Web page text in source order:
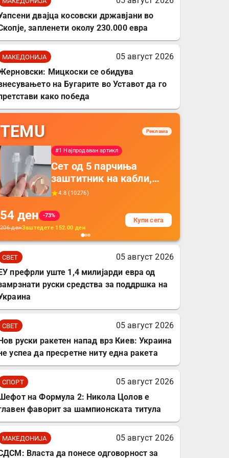
двајца косовски државјани во
запленети околу 230.000 евра
МАКЕДОНИЈА
05 август 2026
Мицкоски се обидува
на Бугарите во Уставот да го
како победа
TEMU Реклама
#1 Најпродаван артикл
Сет од 5 парчиња
заштитник на кабли,
прекривка за заштита
додатоци за заштита на
кабли, без батерија, за
мобилни телефони,
комплет за заштита на
4.8 (10276)
54 ден
-73%
206денЗаштедете 152.00 ден
Купи сега
СВЕТ
05 август 2026
префрли уште 1,4 милијарди евра од
руски средства за поддршка на
СВЕТ
05 август 2026
руски ракетен напад врз Киев: Украина
успеа да пресретне ниту една ракета
СПОРТ
05 август 2026
на Формула 2: Никола Цолов е
фаворит за шампионската титула
МАКЕДОНИЈА
05 август 2026
Власта да понесе одговорност за